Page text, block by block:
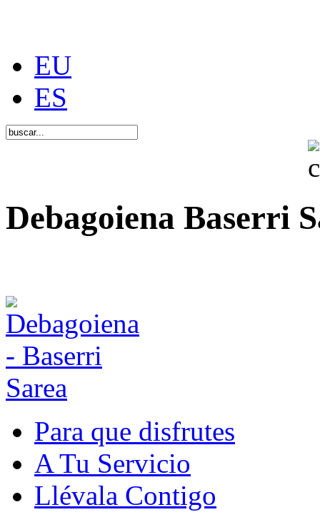
EU
ES
Debagoiena Baserri
Para que disfrutes
A Tu Servicio
Llévala Contigo